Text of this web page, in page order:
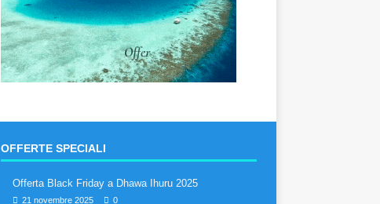
OFFERTE SPECIALI
Offerta Black Friday a Dhawa Ihuru 2025
21 novembre 2025 0